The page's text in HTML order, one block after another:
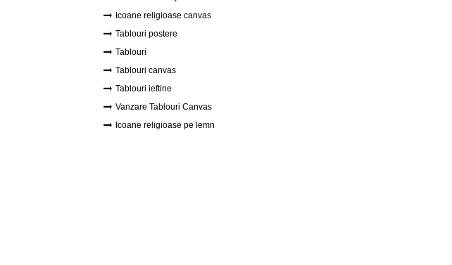
Icoane religioase canvas
Tablouri postere
Tablouri
Tablouri canvas
Tablouri ieftine
Vanzare Tablouri Canvas
Icoane religioase pe lemn